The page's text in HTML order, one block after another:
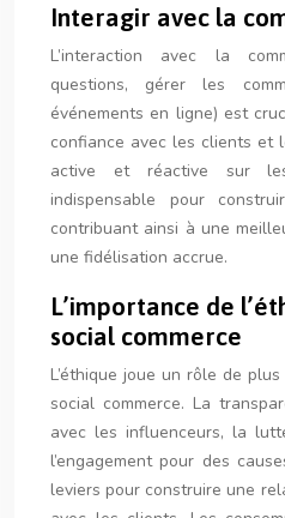
Interagir avec la
L’interaction avec la
questions, gérer les
événements en ligne) est
confiance avec les clients et
active et réactive sur
indispensable pour
contribuant ainsi à une
une fidélisation accrue.
L’importance de
social commerce
L’éthique joue un rôle de
social commerce. La
avec les influenceurs, la
l’engagement pour des
leviers pour construire une